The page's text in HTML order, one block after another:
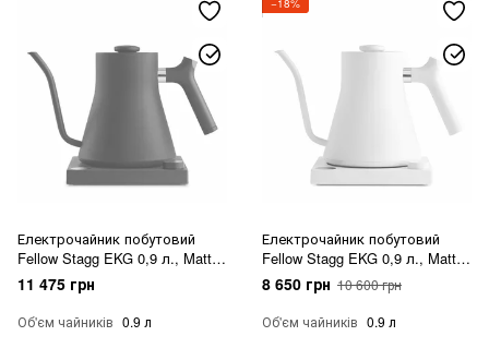
Електрочайник побутовий
Fellow Stagg EKG 0,9 л., Matte
Black
11 475 грн
Об'єм чайників 0.9 л
−18%
Електрочайник побутовий
Fellow Stagg EKG 0,9 л., Matte
White
8 650 грн 10 600 грн
Об'єм чайників 0.9 л